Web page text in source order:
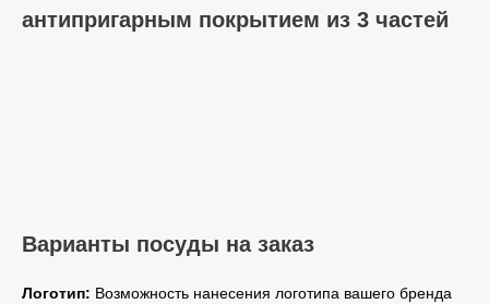
антипригарным покрытием из 3 частей
Варианты посуды на заказ
Логотип: Возможность нанесения логотипа вашего бренда